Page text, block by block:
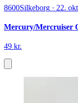
8600Silkeborg · 22.
Mercury/Mercruiser
49 kr.